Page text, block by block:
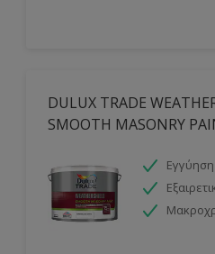
DULUX TRADE
SMOOTH MASONRY